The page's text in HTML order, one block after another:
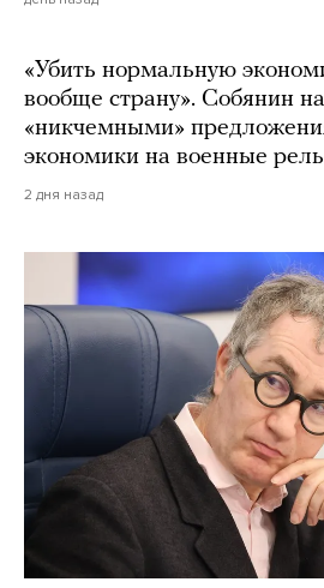
«Убить нормальную
вообще страну». Собянин
«никчемными»
экономики на военные
2 дня назад